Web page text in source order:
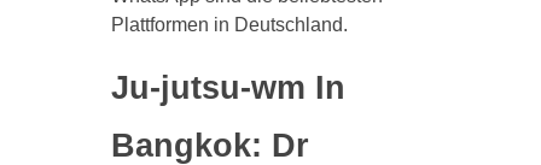
Plattformen in Deutschland.
Ju-jutsu-wm In
Bangkok: Dr